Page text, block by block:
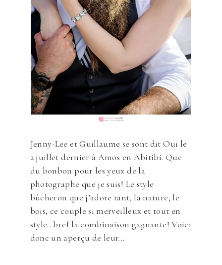
Jenny-Lee et Guillaume se sont dit Oui le
2 juillet dernier à Amos en Abitibi. Que
du bonbon pour les yeux de la
photographe que je suis! Le style
bûcheron que j’adore tant, la nature, le
bois, ce couple si merveilleux et tout en
style.. bref la combinaison gagnante! Voici
donc un aperçu de leur...